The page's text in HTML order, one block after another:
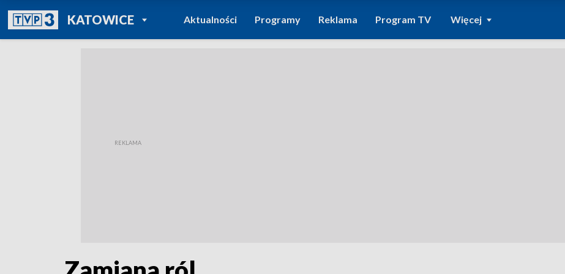
KATOWICEPOWRÓT DO
TVP REGIONY
Aktualności Programy Reklama Program TV Więcej